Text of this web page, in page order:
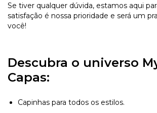
Se tiver qualquer dúvida, estamos aqui
satisfação é nossa prioridade e será um
você!
Descubra o universo
Capas:
Capinhas para todos os estilos.